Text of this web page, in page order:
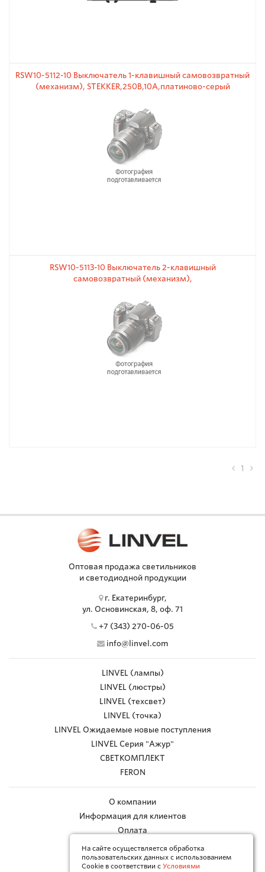
RSW10-5112-10 Выключатель 1-клавишный самовозвратный
(механизм), STEKKER,250В,10А,платиново-серый
RSW10-5113-10 Выключатель 2-клавишный
самовозвратный (механизм),
1
Оптовая продажа светильников
и светодиодной продукции
г. Екатеринбург,
ул. Основинская, 8, оф. 71
+7 (343) 270-06-05
info@linvel.com
LINVEL (лампы)
LINVEL (люстры)
LINVEL (техсвет)
LINVEL (точка)
LINVEL Ожидаемые новые поступления
LINVEL Серия "Ажур"
СВЕТКОМПЛЕКТ
FERON
О компании
Информация для клиентов
Оплата
Работа с браком
На сайте осуществляется обработка
пользовательских данных с использованием
Cookie в соответствии с Условиями